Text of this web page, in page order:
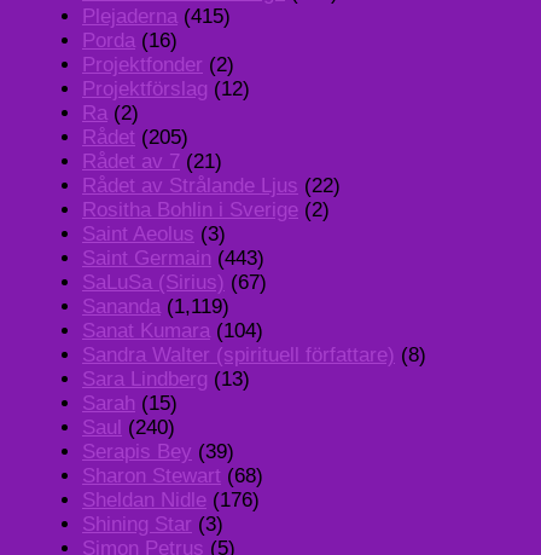
Plejaderna (415)
Porda (16)
Projektfonder (2)
Projektförslag (12)
Ra (2)
Rådet (205)
Rådet av 7 (21)
Rådet av Strålande Ljus (22)
Rositha Bohlin i Sverige (2)
Saint Aeolus (3)
Saint Germain (443)
SaLuSa (Sirius) (67)
Sananda (1,119)
Sanat Kumara (104)
Sandra Walter (spirituell författare) (8)
Sara Lindberg (13)
Sarah (15)
Saul (240)
Serapis Bey (39)
Sharon Stewart (68)
Sheldan Nidle (176)
Shining Star (3)
Simon Petrus (5)